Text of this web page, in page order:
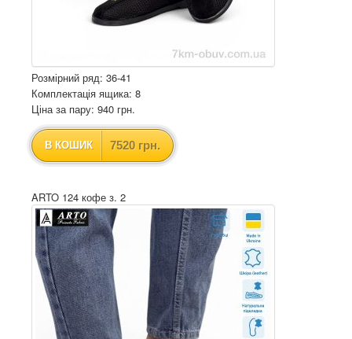
Розмірний ряд: 36-41
Комплектація ящика: 8
Ціна за пару: 940 грн.
В КОШИК 7520 грн.
ARTO 124 кофе з. 2